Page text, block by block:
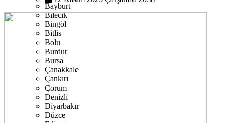
Bayburt
Bilecik
Bingöl
Bitlis
Bolu
Burdur
Bursa
Çanakkale
Çankırı
Çorum
Denizli
Diyarbakır
Düzce